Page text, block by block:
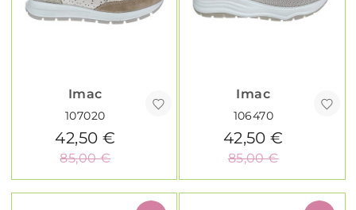
Imac
107020
42,50 €
85,00 €
Imac
106470
42,50 €
85,00 €